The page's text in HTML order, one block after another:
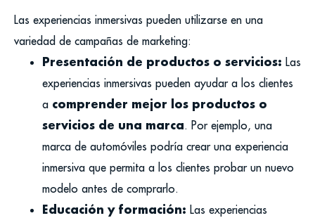
Las experiencias inmersivas pueden utilizarse en una
variedad de campañas de marketing:
Presentación de productos o servicios: Las
experiencias inmersivas pueden ayudar a los clientes
a comprender mejor los productos o
servicios de una marca. Por ejemplo, una
marca de automóviles podría crear una experiencia
inmersiva que permita a los clientes probar un nuevo
modelo antes de comprarlo.
Educación y formación: Las experiencias